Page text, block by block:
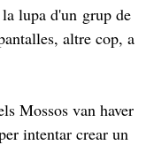
lupa d'un grup de
altre cop, a
Mossos van haver
intentar crear un